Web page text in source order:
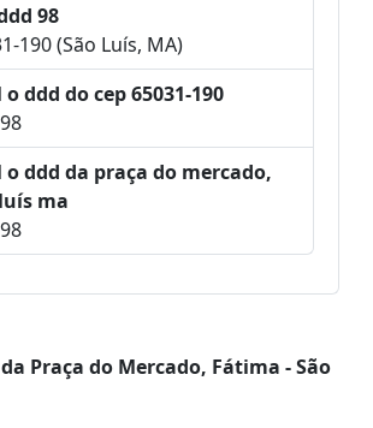
98
190 (São Luís, MA)
ddd do cep 65031-190
ddd da praça do mercado,
ma
da Praça do Mercado, Fátima - São